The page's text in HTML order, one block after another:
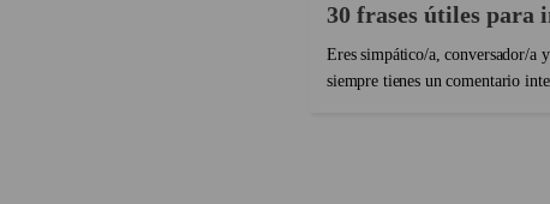
30 frases útiles para
Eres simpático/a, conversador/a
siempre tienes un comentario